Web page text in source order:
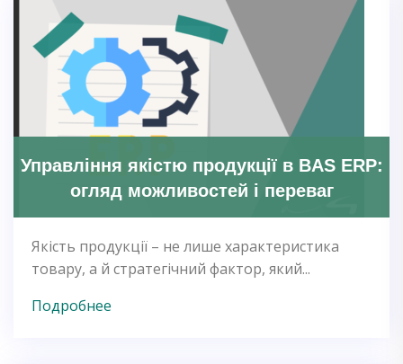
Управління якістю продукції в BAS ERP:
огляд можливостей і переваг
Якість продукції – не лише характеристика
товару, а й стратегічний фактор, який...
Подробнее